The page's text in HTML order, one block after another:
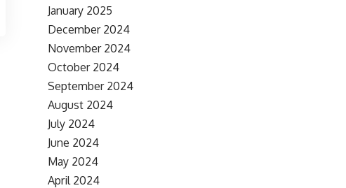
January 2025
December 2024
November 2024
October 2024
September 2024
August 2024
July 2024
June 2024
May 2024
April 2024